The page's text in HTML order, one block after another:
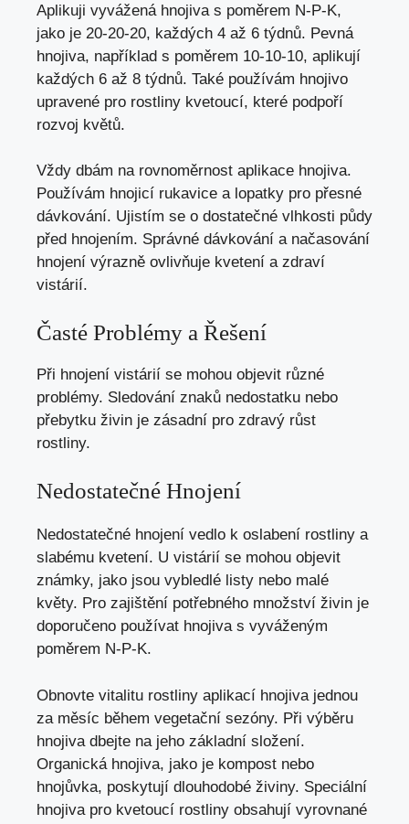
Aplikuji vyvážená hnojiva s poměrem N-P-K,
jako je 20-20-20, každých 4 až 6 týdnů. Pevná
hnojiva, například s poměrem 10-10-10, aplikují
každých 6 až 8 týdnů. Také používám hnojivo
upravené pro rostliny kvetoucí, které podpoří
rozvoj květů.
Vždy dbám na rovnoměrnost aplikace hnojiva.
Používám hnojicí rukavice a lopatky pro přesné
dávkování. Ujistím se o dostatečné vlhkosti půdy
před hnojením. Správné dávkování a načasování
hnojení výrazně ovlivňuje kvetení a zdraví
vistárií.
Časté Problémy a Řešení
Při hnojení vistárií se mohou objevit různé
problémy. Sledování znaků nedostatku nebo
přebytku živin je zásadní pro zdravý růst
rostliny.
Nedostatečné Hnojení
Nedostatečné hnojení vedlo k oslabení rostliny a
slabému kvetení. U vistárií se mohou objevit
známky, jako jsou vybledlé listy nebo malé
květy. Pro zajištění potřebného množství živin je
doporučeno používat hnojiva s vyváženým
poměrem N-P-K.
Obnovte vitalitu rostliny aplikací hnojiva jednou
za měsíc během vegetační sezóny. Při výběru
hnojiva dbejte na jeho základní složení.
Organická hnojiva, jako je kompost nebo
hnojůvka, poskytují dlouhodobé živiny. Speciální
hnojiva pro kvetoucí rostliny obsahují vyrovnané